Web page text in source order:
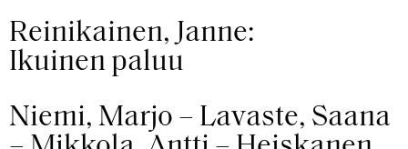
Reinikainen, Janne:
Ikuinen paluu
Niemi, Marjo – Lavaste, Saana